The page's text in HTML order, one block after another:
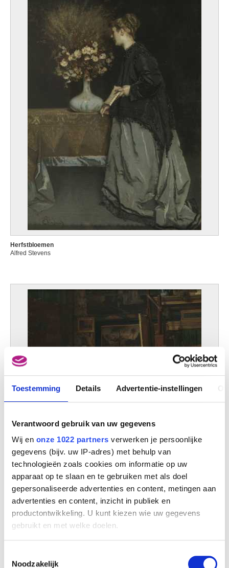
Toestemming Details Advertentie-instellingen
Verantwoord gebruik van uw gegevens
Wij en onze 1022 partners verwerken je persoonlijke
gegevens (bijv. uw IP-adres) met behulp van
technologieën zoals cookies om informatie op uw
apparaat op te slaan en te gebruiken met als doel
gepersonaliseerde advertenties en content, metingen aan
advertenties en content, inzicht in publiek en
productontwikkeling. U kunt kiezen wie uw gegevens
gebruikt en met welke doelen.
Informatie verzamelen over uw geografische
Noodzakelijk
Herfstbloemen
Alfred Stevens
Alfred Stevens